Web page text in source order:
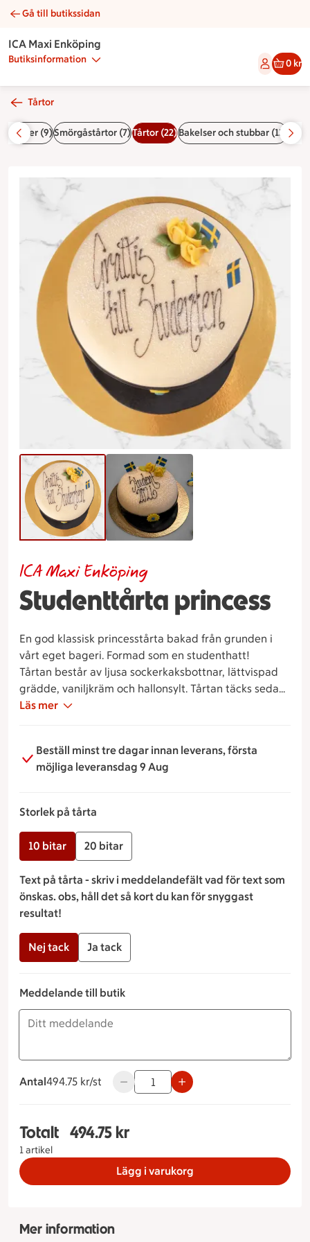
Studenttårta princess | Catering ICA Maxi Enköping
Gå till butikssidan
ICA Maxi Enköping
Butiksinformation 0 kr
Tårtor
Bufféer (9)Smörgåstårtor (7)Tårtor (22)Bakelser och stubbar (13)
Studenttårta princess
ICA Maxi Enköping
En god klassisk princesstårta bakad från grunden i
vårt eget bageri. Formad som en studenthatt!
Tårtan består av ljusa sockerkaksbottnar, lättvispad
grädde, vaniljkräm och hallonsylt. Tårtan täcks sedan
med ett tunt lager marsipan och dekoreras med
Läs mer
Beställ minst tre dagar innan leverans, första
möjliga leveransdag 9 Aug
Storlek på tårta
10 bitar 20 bitar
Text på tårta - skriv i meddelandefält vad för text som
önskas. obs, håll det så kort du kan för snyggast
resultat!
Nej tack Ja tack
Meddelande till butik
Antal
494.75 kronor styck
494.75 kr/st Använd knapparna för att minska
Totalt
1 artikel
Totalt 1 stycken Studenttårta princess Storlek
494.75 kr
Lägg i varukorg
Mer information